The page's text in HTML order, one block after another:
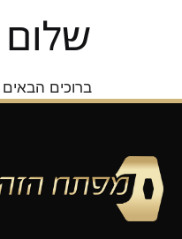
ברוכים